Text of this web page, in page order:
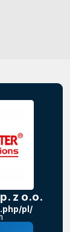
z o.o.
pl/